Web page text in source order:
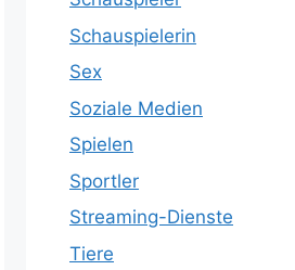
Schauspielerin
Sex
Soziale Medien
Spielen
Sportler
Streaming-Dienste
Tiere